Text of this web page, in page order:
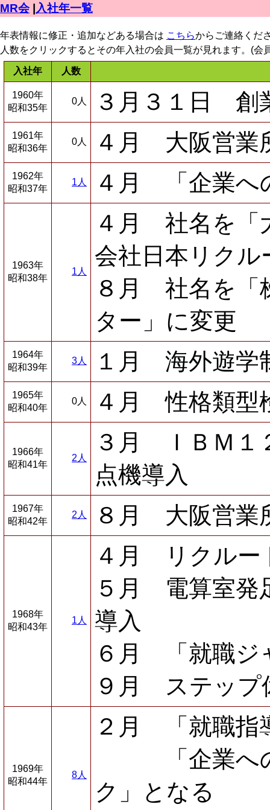
MR会| 入社年一覧
年表情報に修正・追加などある場合は こちらからご連絡くだ
人数をクリックするとその年入社の会員一覧が見れます。(会
入社年 人数
1960年
昭和35年
0人 ３月３１日 創
1961年
昭和36年
0人 ４月 大阪営業
1962年
昭和37年
1人 ４月 「企業へ
1963年
昭和38年
1人
４月 社名を「
会社日本リク
８月 社名を「
ター」に変更
1964年
昭和39年
3人 １月 海外遊学
1965年
昭和40年
0人 ４月 性格類型
1966年
昭和41年
2人
３月 ＩＢＭ１
点機導入
1967年
昭和42年
2人 ８月 大阪営業
1968年
昭和43年
1人
４月 リクルー
５月 電算室発
導入
６月 「就職ジ
９月 ステップ
1969年
昭和44年
8人
２月 「就職指
「企業への
ク」となる